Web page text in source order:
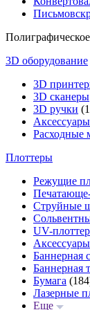
3D оборудование
3D
3D сканеры
3D ручки
Расходные
Плоттеры
Режущие
Струйные
UV-
Баннерная
Баннерная
Бумага
Лазерные
Еще